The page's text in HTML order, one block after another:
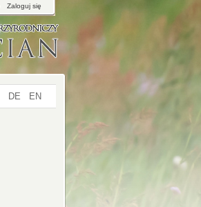
Zaloguj się
EN
DE